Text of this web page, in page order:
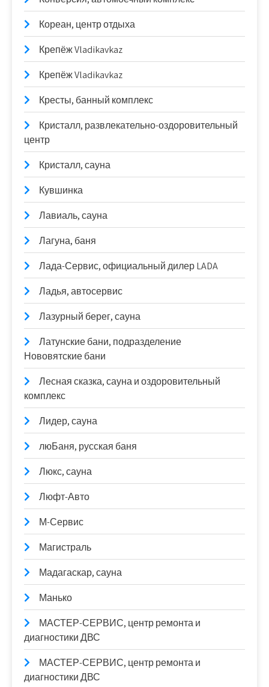
Кореан, центр отдыха
Крепёж Vladikavkaz
Крепёж Vladikavkaz
Кресты, банный комплекс
Кристалл, развлекательно-оздоровительный
центр
Кристалл, сауна
Кувшинка
Лавиаль, сауна
Лагуна, баня
Лада-Сервис, официальный дилер LADA
Ладья, автосервис
Лазурный берег, сауна
Латунские бани, подразделение
Нововятские бани
Лесная сказка, сауна и оздоровительный
комплекс
Лидер, сауна
люБаня, русская баня
Люкс, сауна
Люфт-Авто
М-Сервис
Магистраль
Мадагаскар, сауна
Манько
МАСТЕР-СЕРВИС, центр ремонта и
диагностики ДВС
МАСТЕР-СЕРВИС, центр ремонта и
диагностики ДВС